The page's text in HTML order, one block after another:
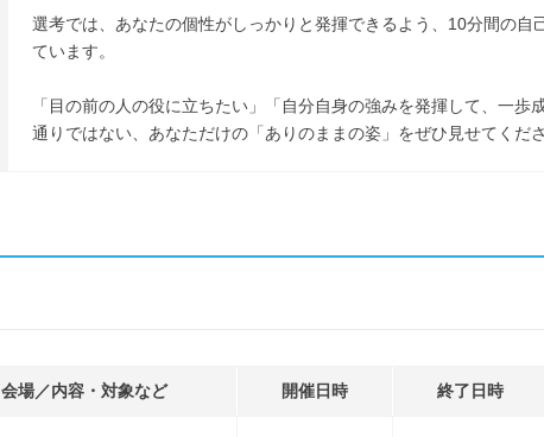
選考では、あなたの個性がしっかりと発揮できるよう、10分間の
ています。
「目の前の人の役に立ちたい」「自分自身の強みを発揮して、一
通りではない、あなただけの「ありのままの姿」をぜひ見せてくだ
会場／内容・対象など 開催日時 終了日時